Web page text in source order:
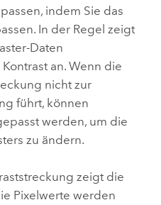
indem Sie das
In der Regel zeigt
Daten
an. Wenn die
nicht zur
führt, können
werden, um die
zu ändern.
zeigt die
Pixelwerte werden